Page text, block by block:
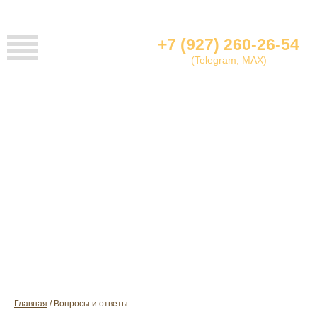
+7 (927) 260-26-54
(Telegram, MAX)
Главная Вопросы и ответы